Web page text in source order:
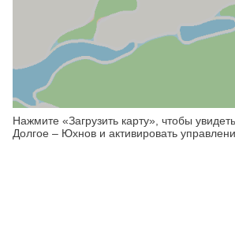
Нажмите «Загрузить карту», чтобы
Долгое – Юхнов и активировать